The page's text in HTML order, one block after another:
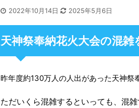
2022年10月14日 2025年5月6日
天神祭奉納花火大会の混
昨年度約130万人の人出があった天神祭
ただいくら混雑するといっても、混